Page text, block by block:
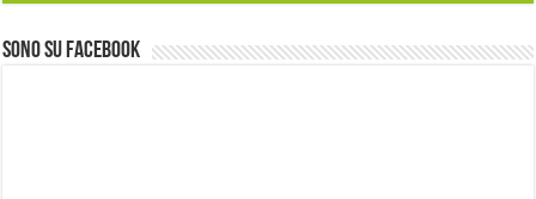
Sono su Facebook